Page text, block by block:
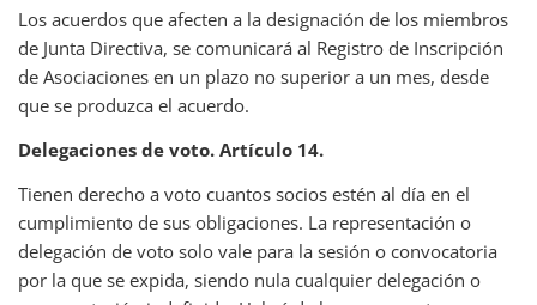
Los acuerdos que afecten a la designación de los miembros
de Junta Directiva, se comunicará al Registro de Inscripción
de Asociaciones en un plazo no superior a un mes, desde
que se produzca el acuerdo.
Delegaciones de voto. Artículo 14.
Tienen derecho a voto cuantos socios estén al día en el
cumplimiento de sus obligaciones. La representación o
delegación de voto solo vale para la sesión o convocatoria
por la que se expida, siendo nula cualquier delegación o